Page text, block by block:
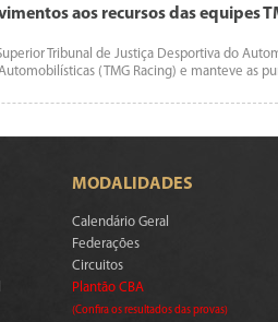
aos recursos das equipes
Tribunal de Justiça Desportiva do
Automobilísticas (TMG Racing) e manteve as
MODALIDADES
Calendário Geral
Federações
Circuitos
Plantão CBA
(Confira os resultados das provas)